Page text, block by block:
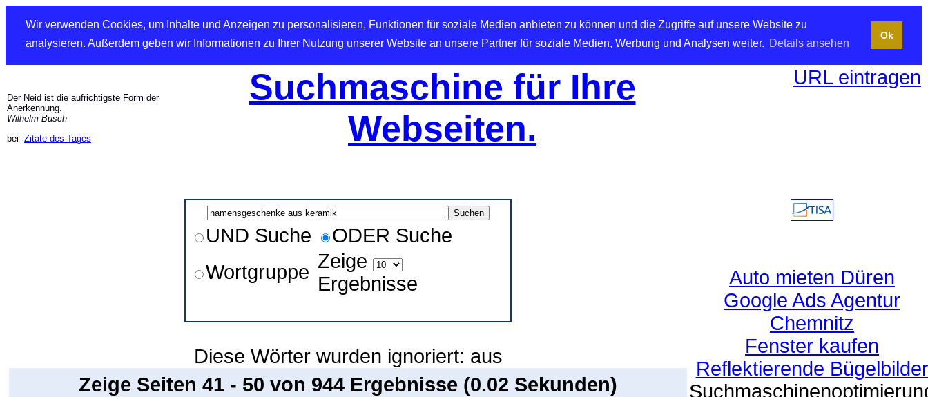
Wir verwenden Cookies, um Inhalte und Anzeigen zu personalisieren, Funktionen für soziale Medien anbieten zu können und die Zugriffe auf unsere Website zu
analysieren. Außerdem geben wir Informationen zu Ihrer Nutzung unserer Website an unsere Partner für soziale Medien, Werbung und Analysen weiter. Details ansehen
Ok
Der Neid ist die aufrichtigste Form der
Anerkennung.
Wilhelm Busch
bei Zitate des Tages
Suchmaschine für Ihre
Webseiten.
URL eintragen
UND Suche
ODER Suche
Wortgruppe Zeige
Ergebnisse
Diese Wörter wurden ignoriert: aus
Zeige Seiten 41 - 50 von 944 Ergebnisse (0.02 Sekunden)
Auto mieten Düren
Google Ads Agentur
Chemnitz
Fenster kaufen
Reflektierende Bügelbilder